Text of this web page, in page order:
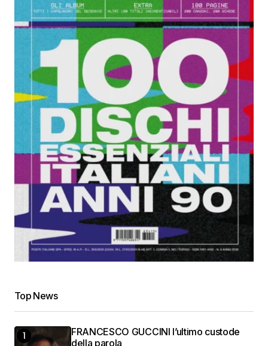
Top News
FRANCESCO GUCCINI l’ultimo custode
della parola